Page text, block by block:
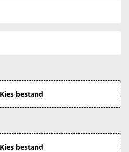
Kies bestand
Kies bestand